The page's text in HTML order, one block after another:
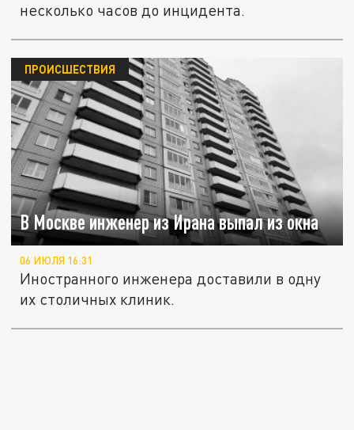
несколько часов до инцидента.
В Москве инженер из Ирана выпал из окна
ПРОИСШЕСТВИЯ
06 ИЮЛЯ 16:31
Иностранного инженера доставили в одну
их столичных клиник.